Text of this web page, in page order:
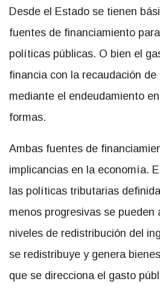
Desde el Estado se tienen
fuentes de financiamiento
políticas públicas. O bien el
financia con la recaudación
mediante el endeudamiento
formas.
Ambas fuentes de
implicancias en la economía.
las políticas tributarias
menos progresivas se pueden
niveles de redistribución del
se redistribuye y genera
que se direcciona el gasto